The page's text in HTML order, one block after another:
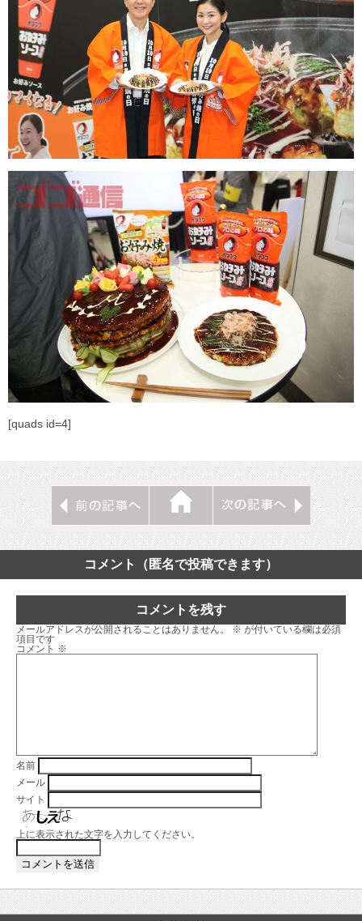
[quads id=4]
コメント（匿名で投稿できます）
コメントを残す
メールアドレスが公開されることはありません。 ※ が付いている欄は必須
項目です
コメント ※
名前
メール
サイト
上に表示された文字を入力してください。